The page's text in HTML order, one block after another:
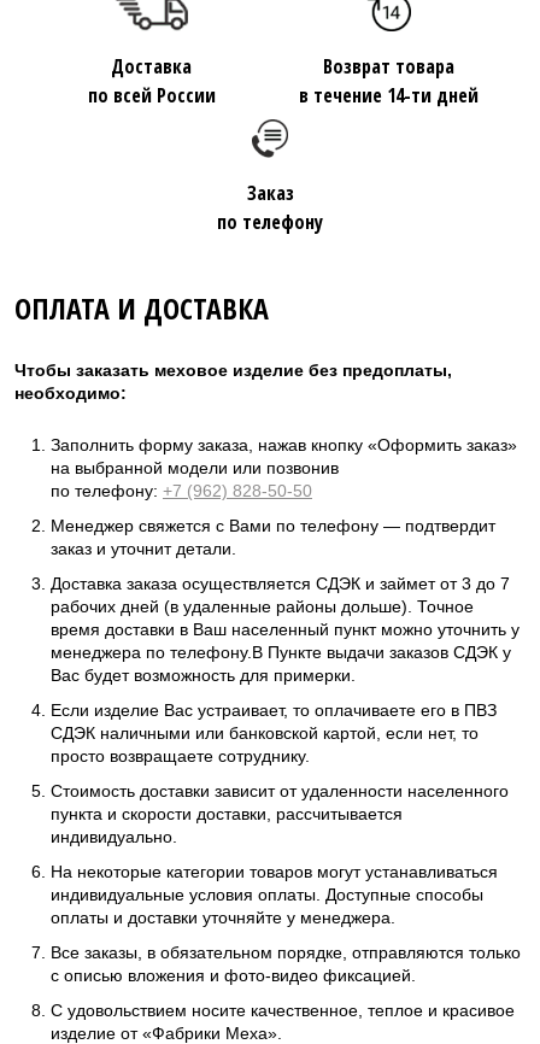
Доставка
по всей России
Возврат товара
в течение 14-ти дней
Заказ
по телефону
ОПЛАТА И ДОСТАВКА
Чтобы заказать меховое изделие без предоплаты,
необходимо:
Заполнить форму заказа, нажав кнопку «Оформить заказ»
на выбранной модели или позвонив
по телефону: +7 (962) 828-50-50
Менеджер свяжется с Вами по телефону — подтвердит
заказ и уточнит детали.
Доставка заказа осуществляется СДЭК и займет от 3 до 7
рабочих дней (в удаленные районы дольше). Точное
время доставки в Ваш населенный пункт можно уточнить у
менеджера по телефону.В Пункте выдачи заказов СДЭК у
Вас будет возможность для примерки.
Если изделие Вас устраивает, то оплачиваете его в ПВЗ
СДЭК наличными или банковской картой, если нет, то
просто возвращаете сотруднику.
Стоимость доставки зависит от удаленности населенного
пункта и скорости доставки, рассчитывается
индивидуально.
На некоторые категории товаров могут устанавливаться
индивидуальные условия оплаты. Доступные способы
оплаты и доставки уточняйте у менеджера.
Все заказы, в обязательном порядке, отправляются только
с описью вложения и фото-видео фиксацией.
С удовольствием носите качественное, теплое и красивое
изделие от «Фабрики Меха».